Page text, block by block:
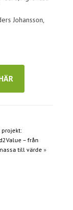
Johansson,
projekt:
– från
till värde »